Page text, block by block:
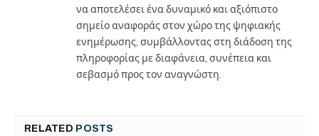
να αποτελέσει ένα δυναμικό και αξιόπιστο
σημείο αναφοράς στον χώρο της ψηφιακής
ενημέρωσης, συμβάλλοντας στη διάδοση της
πληροφορίας με διαφάνεια, συνέπεια και
σεβασμό προς τον αναγνώστη.
RELATED POSTS